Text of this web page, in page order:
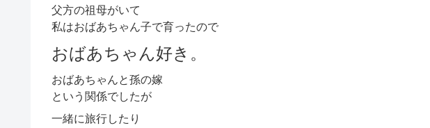
父方の祖母がいて
私はおばあちゃん子で育ったので
おばあちゃん好き。
おばあちゃんと孫の嫁
という関係でしたが
一緒に旅行したり